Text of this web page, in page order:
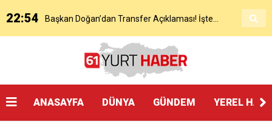
KAP’a Bildirdi
22:54 Başkan Doğan’dan Transfer Açıklaması! İşte
Mohamed Salah’ın Trabzon’da İlk Sözleri!
ANASAYFA DÜNYA GÜNDEM YEREL